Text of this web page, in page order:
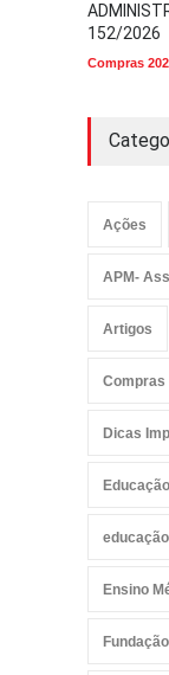
152/2026
Compras
Ações
APM-
Artigos
Compras
Dicas
Ensino
Fundação